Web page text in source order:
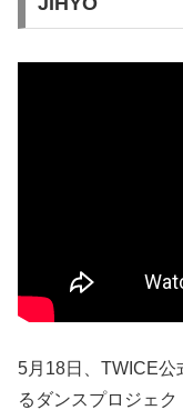
5月18日、TWICE公
るダンスプロジェク